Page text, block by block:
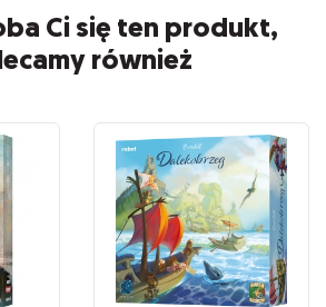
Ci się ten produkt,
również